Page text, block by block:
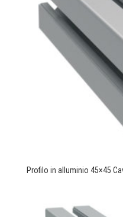
Profilo in alluminio 45×45